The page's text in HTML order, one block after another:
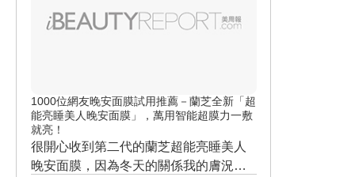
1000位網友晚安面膜試用推薦－蘭芝全新「超
能亮睡美人晚安面膜」，萬用智能超膜力一敷
就亮！
很開心收到第二代的蘭芝超能亮睡美人
晚安面膜，因為冬天的關係我的膚況比